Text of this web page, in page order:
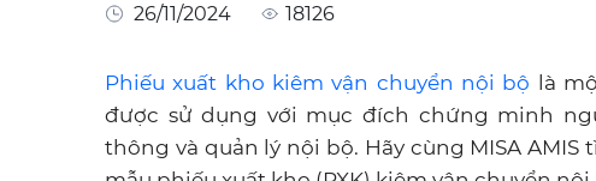
26/11/2024 18126
Phiếu xuất kho kiêm vận chuyển nội bộ là
được sử dụng với mục đích chứng minh
thông và quản lý nội bộ. Hãy cùng MISA